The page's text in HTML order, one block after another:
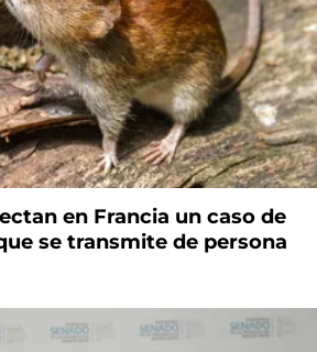
en Francia un caso de
se transmite de persona